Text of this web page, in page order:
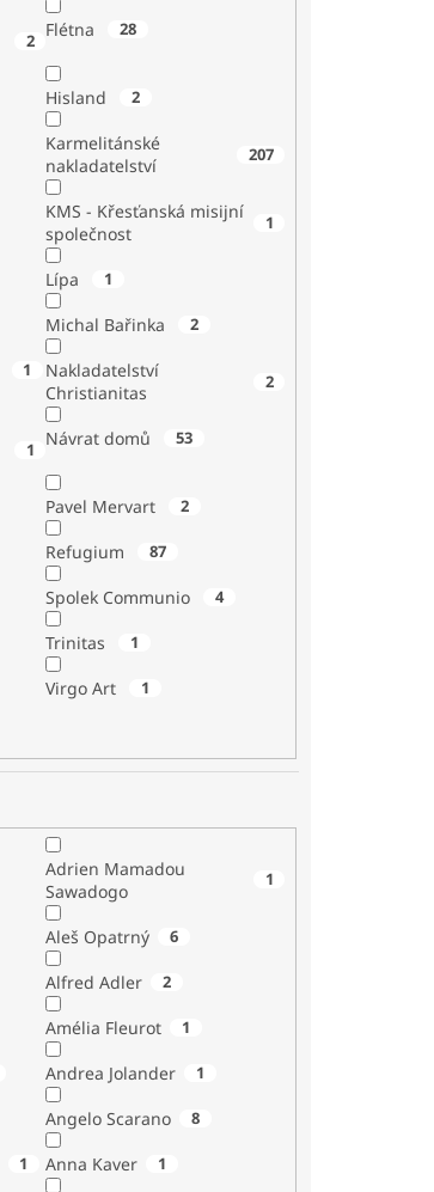
2 Flétna 28
Hisland 2
Karmelitánské
nakladatelství
207
KMS - Křesťanská misijní
společnost
1
Lípa 1
Michal Bařinka 2
1
Nakladatelství
Christianitas
2
1 Návrat domů 53
Pavel Mervart 2
Refugium 87
Spolek Communio 4
Trinitas 1
Virgo Art 1
Adrien Mamadou
Sawadogo
1
Aleš Opatrný 6
Alfred Adler 2
Amélia Fleurot 1
Andrea Jolander 1
Angelo Scarano 8
1 Anna Kaver 1